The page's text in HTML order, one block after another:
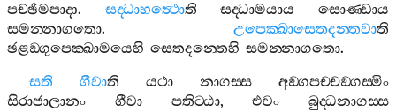
පච‍්ඡිමපාදා. සද‍්ධාහත්‍ථොති සද‍්ධාමයාය
සොණ‍්ඩාය
සමන‍්නාගතො. උපෙක‍්ඛාසෙතදන‍්තවාති
ඡළඞ‍්ගුපෙක‍්ඛාමයෙහි සෙතදන‍්තෙහි සමන‍්නාගතො.
සති
ගීවාති යථා නාගස‍්ස
අඞ‍්ගපච‍්චඞ‍්ගස‍්මිං
සිරාජාලානං
ගීවා පතිට‍්ඨා,එවං
බුද‍්ධනාගස‍්ස